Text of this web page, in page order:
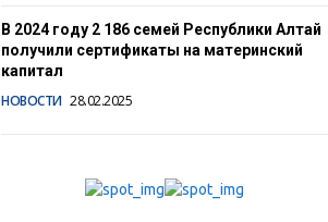
В 2024 году 2 186 семей Республики Алтай
получили сертификаты на материнский
капитал
НОВОСТИ 28.02.2025